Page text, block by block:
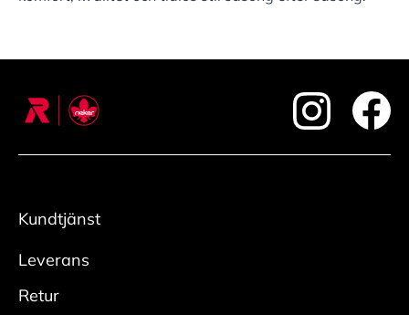
footer.instagram
Kundtjänst
Leverans
Retur